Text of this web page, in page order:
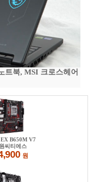
트북, MSI 크로스헤어